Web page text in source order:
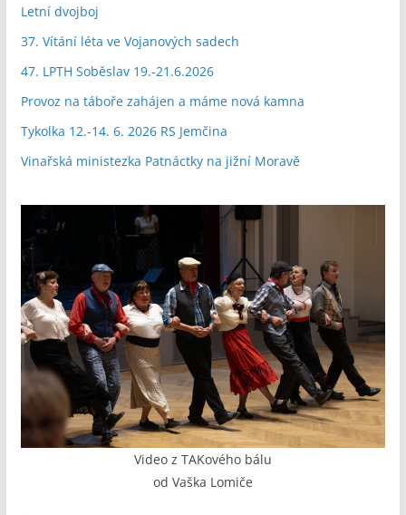
Letní dvojboj
37. Vítání léta ve Vojanových sadech
47. LPTH Soběslav 19.-21.6.2026
Provoz na táboře zahájen a máme nová kamna
Tykolka 12.-14. 6. 2026 RS Jemčina
Vinařská ministezka Patnáctky na jižní Moravě
Video z TAKového bálu
od Vaška Lomiče